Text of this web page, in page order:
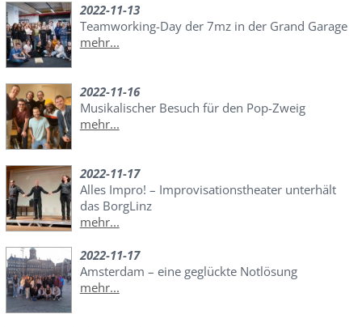
2022-11-13
Teamworking-Day der 7mz in der Grand Garage
mehr...
2022-11-16
Musikalischer Besuch für den Pop-Zweig
mehr...
2022-11-17
Alles Impro! – Improvisationstheater unterhält
das BorgLinz
mehr...
2022-11-17
Amsterdam – eine geglückte Notlösung
mehr...